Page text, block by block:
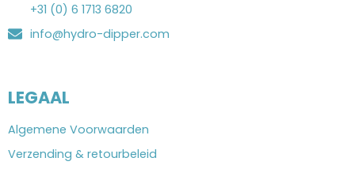
+31 (0) 6 1713 6820
info@hydro-dipper.com
LEGAAL
Algemene Voorwaarden
Verzending & retourbeleid